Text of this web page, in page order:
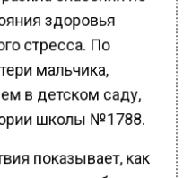
здоровья
стресса. По
мальчика,
в детском саду,
школы №1788.
показывает, как